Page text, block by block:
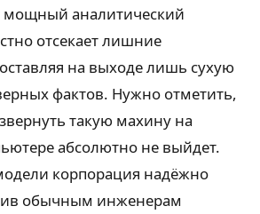
мощный аналитический
отсекает лишние
на выходе лишь сухую
фактов. Нужно отметить,
такую махину на
абсолютно не выйдет.
корпорация надёжно
обычным инженерам